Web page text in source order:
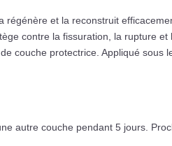
régénère et la reconstruit
contre la fissuration, la rupture et
couche protectrice. Appliqué sous
autre couche pendant 5 jours.